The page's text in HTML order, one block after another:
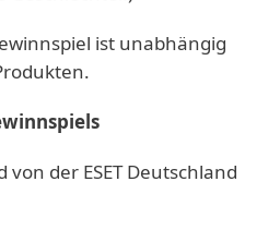
ist unabhängig
von der ESET Deutschland